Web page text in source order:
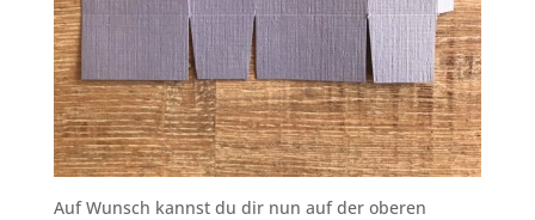
Auf Wunsch kannst du dir nun auf der oberen